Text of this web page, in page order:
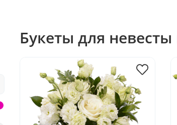
Букеты для